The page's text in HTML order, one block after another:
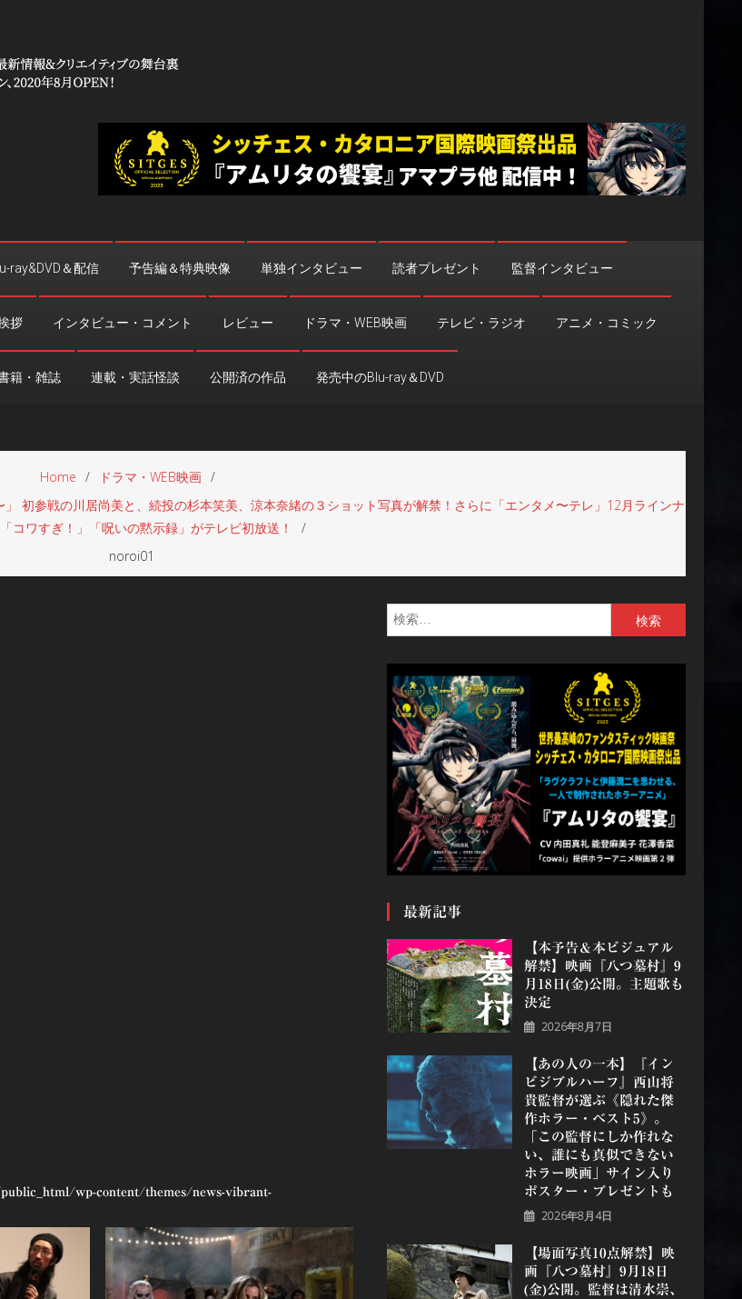
ray&DVD＆配信 予告編＆特典映像 単独インタビュー 読者プレゼント 監督インタビュー
拶 インタビュー・コメント レビュー ドラマ・WEB映画 テレビ・ラジオ アニメ・コミック
籍・雑誌 連載・実話怪談 公開済の作品 発売中のBlu-ray＆DVD
Home
ドラマ・WEB映画
初参戦の川居尚美と、続投の杉本笑美、涼本奈緒の３ショット写真が解禁！さらに「エンタメ〜テレ」12月ラインナ
コワすぎ！」「呪いの黙示録」がテレビ初放送！
noroi01
wp-content/themes/news-vibrant-
索:
最新記事
【本予告＆本ビジュアル
解禁】映画『八つ墓村』9
月18日(金)公開。主題歌も
決定
2026年8月7日
【あの人の一本】『イン
ビジブルハーフ』⻄⼭将
貴監督が選ぶ《隠れた傑
作ホラー・ベスト5》。
「この監督にしか作れな
い、誰にも真似できない
ホラー映画」サイン入り
ポスター・プレゼントも
2026年8月4日
【場面写真10点解禁】映
画『八つ墓村』9月18日
(金)公開。監督は清水崇、